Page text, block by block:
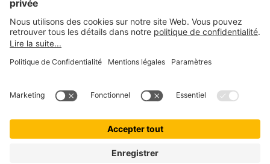
200 000 +
100 000 +
boules de poils assurées